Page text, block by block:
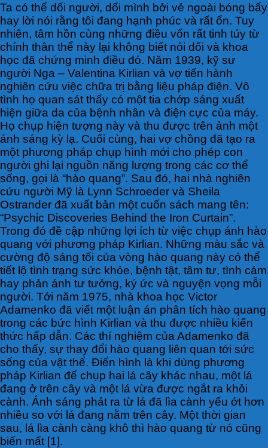
Ta có thể dối người, dối mình bởi vẻ ngoài bóng bẩy
hay lời nói rằng tôi đang hạnh phúc và rất ổn. Tuy
nhiên, tâm hồn cùng những điều vốn rất tinh túy từ
chính thân thể này lại không biết nói dối và khoa
học đã chứng minh điều đó. Năm 1939, kỹ sư
người Nga – Valentina Kirlian và vợ tiến hành
nghiên cứu việc chữa trị bằng liệu pháp điện. Vô
tình họ quan sát thấy có một tia chớp sáng xuất
hiện giữa da của bệnh nhân và điện cực của máy.
Họ chụp hiện tượng này và thu được trên ảnh một
ánh sáng kỳ lạ. Cuối cùng, hai vợ chồng đã tạo ra
một phương pháp chụp hình mới cho phép con
người ghi lại nguồn năng lượng trong các cơ thể
sống, gọi là “hào quang”. Sau đó, hai nhà nghiên
cứu người Mỹ là Lynn Schroeder và Sheila
Ostrander đã xuất bản một cuốn sách mang tên:
“Psychic Discoveries Behind the Iron Curtain”.
Trong đó đề cập những lợi ích từ việc chụp ánh hào
quang với phương pháp Kirlian. Những màu sắc và
cường độ sáng tối của vòng hào quang này có thể
tiết lộ tình trạng sức khỏe, bệnh tật, tâm tư, tình cảm
hay phản ánh tư tưởng, ký ức và nguyện vọng mỗi
người. Tới năm 1975, nhà khoa học Victor
Adamenko đã viết một luận án phân tích hào quang
trong các bức hình Kirlian và thu được nhiều kiến
thức hấp dẫn. Các thí nghiệm của Adamenko đã
cho thấy, sự thay đổi hào quang liên quan tới sức
sống của vật thể. Điển hình là khi dùng phương
pháp Kirlian để chụp hai lá cây khác nhau, một lá
đang ở trên cây và một lá vừa được ngắt ra khỏi
cành. Ánh sáng phát ra từ lá đã lìa cành yếu ớt hơn
nhiều so với lá đang nằm trên cây. Một thời gian
sau, lá lìa cành càng khô thì hào quang từ nó cũng
biến mất [1].